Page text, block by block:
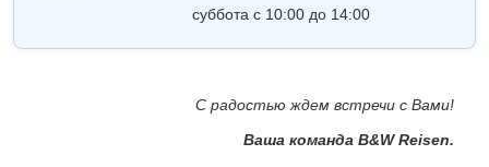
суббота с 10:00 до 14:00
С радостью ждем встречи с Вами!
Ваша команда B&W Reisen.